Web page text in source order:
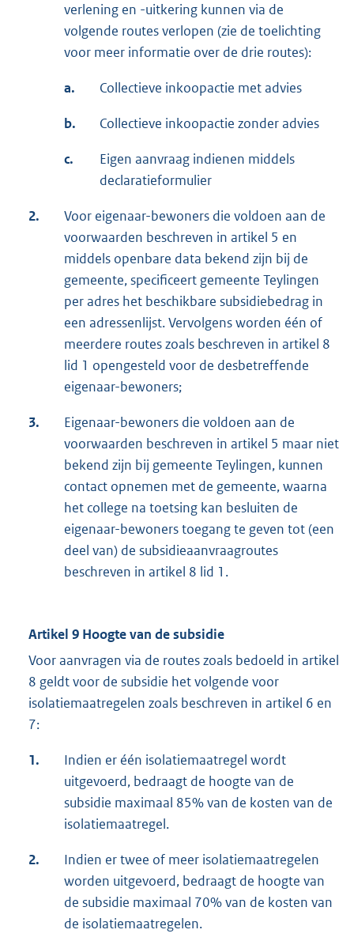
verlening en -uitkering kunnen via de
volgende routes verlopen (zie de toelichting
voor meer informatie over de drie routes):
a. Collectieve inkoopactie met advies
b. Collectieve inkoopactie zonder advies
c.
Eigen aanvraag indienen middels
declaratieformulier
2.
Voor eigenaar-bewoners die voldoen aan de
voorwaarden beschreven in artikel 5 en
middels openbare data bekend zijn bij de
gemeente, specificeert gemeente Teylingen
per adres het beschikbare subsidiebedrag in
een adressenlijst. Vervolgens worden één of
meerdere routes zoals beschreven in artikel 8
lid 1 opengesteld voor de desbetreffende
eigenaar-bewoners;
3.
Eigenaar-bewoners die voldoen aan de
voorwaarden beschreven in artikel 5 maar niet
bekend zijn bij gemeente Teylingen, kunnen
contact opnemen met de gemeente, waarna
het college na toetsing kan besluiten de
eigenaar-bewoners toegang te geven tot (een
deel van) de subsidieaanvraagroutes
beschreven in artikel 8 lid 1.
Artikel 9 Hoogte van de subsidie
Voor aanvragen via de routes zoals bedoeld in artikel
8 geldt voor de subsidie het volgende voor
isolatiemaatregelen zoals beschreven in artikel 6 en
7:
1.
Indien er één isolatiemaatregel wordt
uitgevoerd, bedraagt de hoogte van de
subsidie maximaal 85% van de kosten van de
isolatiemaatregel.
2.
Indien er twee of meer isolatiemaatregelen
worden uitgevoerd, bedraagt de hoogte van
de subsidie maximaal 70% van de kosten van
de isolatiemaatregelen.